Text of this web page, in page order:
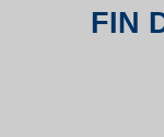
FIN